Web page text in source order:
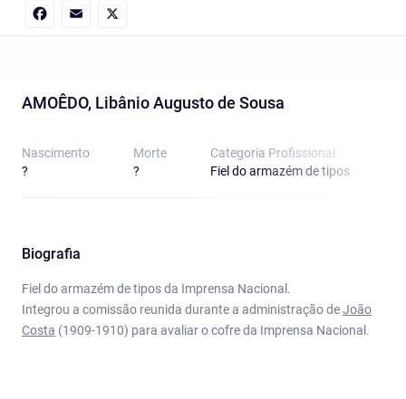
AMOÊDO, Libânio Augusto de Sousa
Nascimento
?
Morte
?
Categoria Proﬁssional
Fiel do armazém de tipos
Biografia
Fiel do armazém de tipos da Imprensa Nacional.
Integrou a comissão reunida durante a administração deJoão
Costa (1909-1910) para avaliar o cofre da Imprensa Nacional.